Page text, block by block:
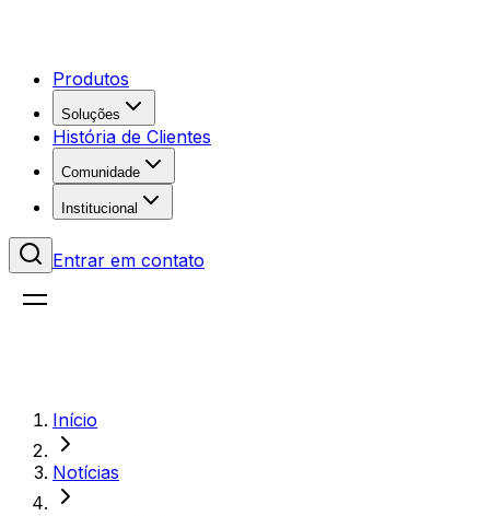
Produtos
Soluções
História de Clientes
Comunidade
Institucional
Entrar em contato
Início
Notícias